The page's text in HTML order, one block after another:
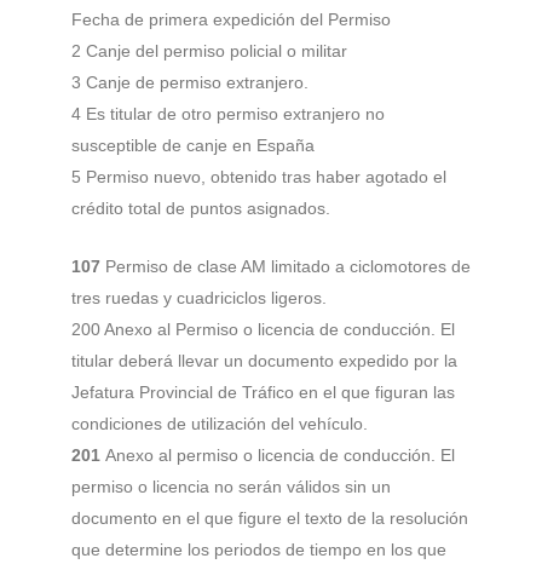
Fecha de primera expedición del Permiso
2 Canje del permiso policial o militar
3 Canje de permiso extranjero.
4 Es titular de otro permiso extranjero no
susceptible de canje en España
5 Permiso nuevo, obtenido tras haber agotado el
crédito total de puntos asignados.
107 Permiso de clase AM limitado a ciclomotores de
tres ruedas y cuadriciclos ligeros.
200 Anexo al Permiso o licencia de conducción. El
titular deberá llevar un documento expedido por la
Jefatura Provincial de Tráfico en el que figuran las
condiciones de utilización del vehículo.
201 Anexo al permiso o licencia de conducción. El
permiso o licencia no serán válidos sin un
documento en el que figure el texto de la resolución
que determine los periodos de tiempo en los que